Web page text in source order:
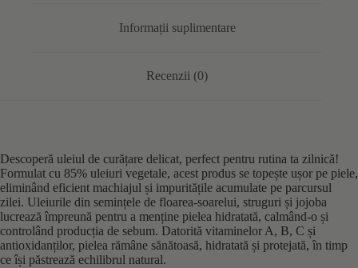
Informații suplimentare
Recenzii (0)
Descoperă uleiul de curățare delicat, perfect pentru rutina ta zilnică!
Formulat cu 85% uleiuri vegetale, acest produs se topește ușor pe piele,
eliminând eficient machiajul și impuritățile acumulate pe parcursul
zilei. Uleiurile din semințele de floarea-soarelui, struguri și jojoba
lucrează împreună pentru a menține pielea hidratată, calmând-o și
controlând producția de sebum. Datorită vitaminelor A, B, C și
antioxidanților, pielea rămâne sănătoasă, hidratată și protejată, în timp
ce își păstrează echilibrul natural.